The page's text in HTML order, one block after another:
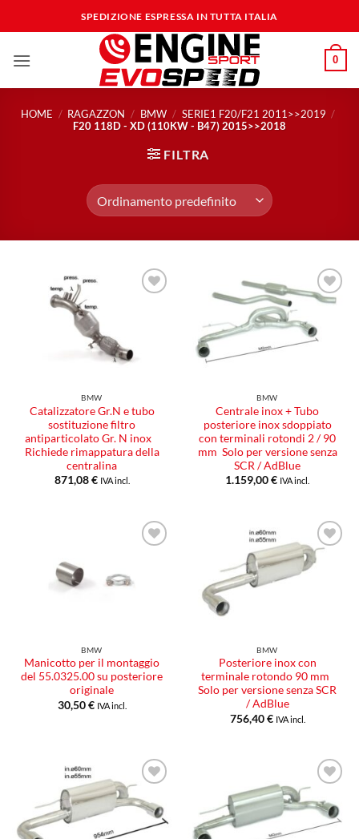
ai
SPEDIZIONE ESPRESSA IN TUTTA ITALIA
0
HOME / RAGAZZON / BMW / SERIE1 F20/F21 2011>>2019 /
F20 118D - XD (110KW - B47) 2015>>2018
FILTRA
BMW
Catalizzatore Gr.N e tubo
sostituzione filtro
antiparticolato Gr. N inox
Richiede rimappatura della
centralina
871,08€ IVA incl.
Aggiungi
dei
desideri
BMW
Centrale inox + Tubo
posteriore inox sdoppiato
con terminali rotondi 2 / 90
mm Solo per versione senza
SCR / AdBlue
1.159,00€ IVA incl.
BMW
Manicotto per il montaggio
del 55.0325.00 su posteriore
originale
30,50€ IVA incl.
Aggiungi
alla lista
BMW
Posteriore inox con
terminale rotondo 90 mm
Solo per versione senza SCR
/ AdBlue
756,40€ IVA incl.
Aggiungi
alla lista
dei
desideri
alla lista
dei
desideri